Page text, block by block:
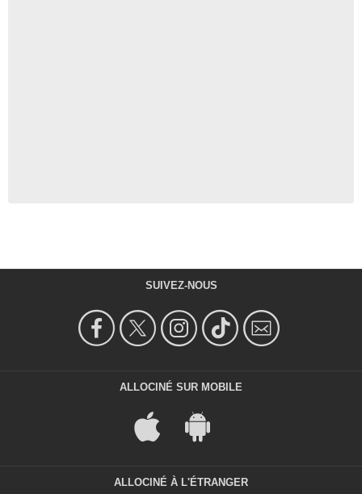
SUIVEZ-NOUS
ALLOCINÉ SUR MOBILE
ALLOCINÉ À L'ÉTRANGER